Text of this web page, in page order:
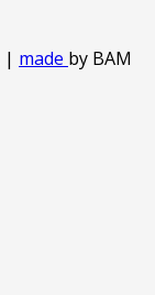
| made by BAM